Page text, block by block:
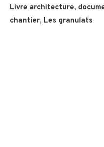
Livre architecture,
chantier, Les granulats